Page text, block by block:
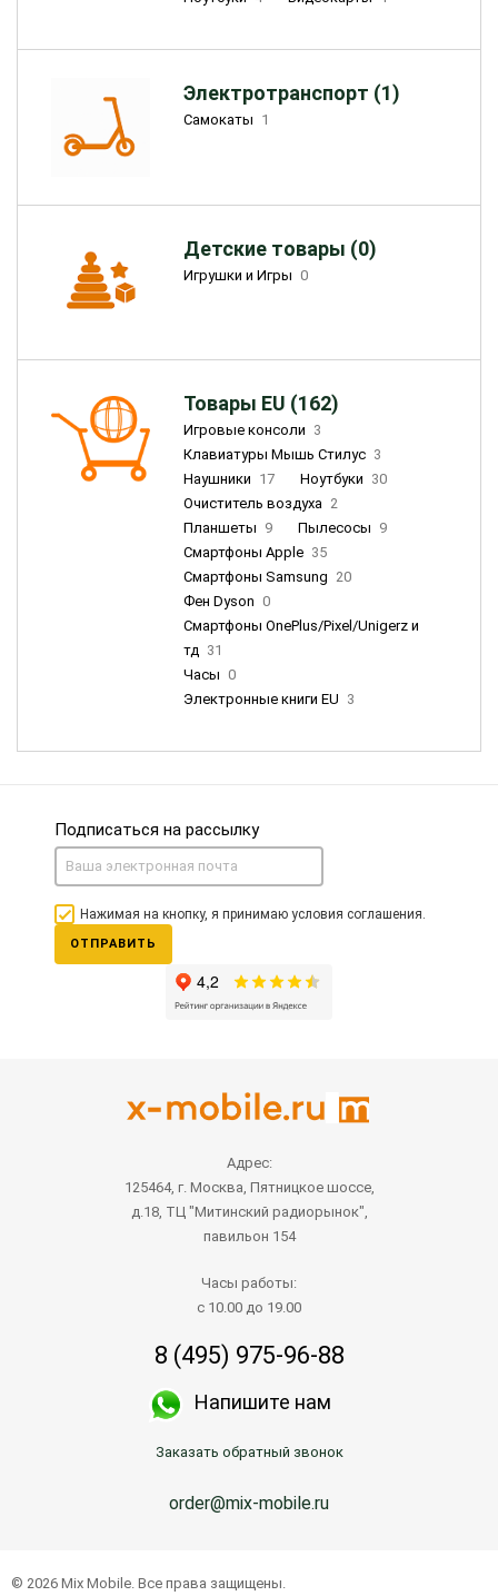
Электротранспорт (1)
Самокаты 1
Детские товары (0)
Игрушки и Игры 0
Товары EU (162)
Игровые консоли 3
Клавиатуры Мышь Стилус 3
Наушники 17 Ноутбуки 30
Очиститель воздуха 2
Планшеты 9 Пылесосы 9
Смартфоны Apple 35
Смартфоны Samsung 20
Фен Dyson 0
Смартфоны OnePlus/Pixel/Unigerz и
тд 31
Часы 0
Электронные книги EU 3
Подписаться на рассылку
Нажимая на кнопку, я принимаю условия соглашения.
ОТПРАВИТЬ
Адрес:
125464, г. Москва, Пятницкое шоссе,
д.18, ТЦ "Митинский радиорынок",
павильон 154
Часы работы:
с 10.00 до 19.00
8 (495) 975-96-88
Напишите нам
Заказать обратный звонок
order@mix-mobile.ru
© 2026 Mix Mobile. Все права защищены.